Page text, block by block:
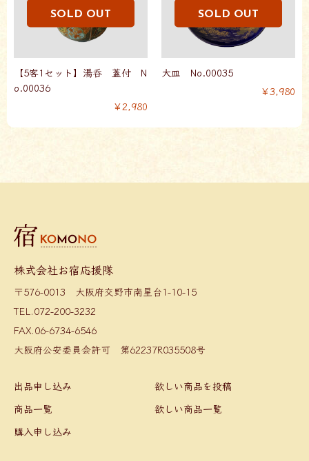
【5客1セット】湯呑 蓋付 N
o.00036
￥2,980
大皿 No.00035
￥3,980
株式会社お宿応援隊
〒576-0013 大阪府交野市南星台1-10-15
TEL.072-200-3232
FAX.06-6734-6546
大阪府公安委員会許可 第62237R035508号
出品申し込み
商品一覧
購入申し込み
欲しい商品を投稿
欲しい商品一覧